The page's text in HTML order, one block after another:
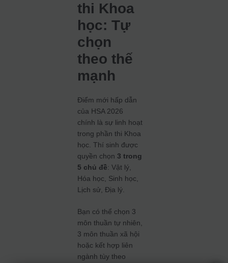
thi Khoa
học: Tự
chọn
theo thế
mạnh
Điểm mới hấp dẫn
của HSA 2026
chính là sự linh hoạt
trong phần thi Khoa
học. Thí sinh được
quyền chọn 3 trong
5 chủ đề: Vật lý,
Hóa học, Sinh học,
Lịch sử, Địa lý.
Bạn có thể chọn 3
môn thuần tự nhiên,
3 môn thuần xã hội
hoặc kết hợp liên
ngành tùy theo